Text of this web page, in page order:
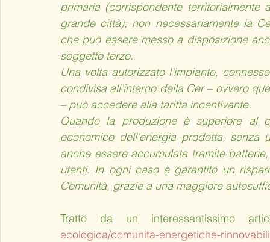
primaria (corrispondente
grande città); non necessariamente la
che può essere messo a disposizione
soggetto terzo.
Una volta autorizzato l’impianto,
condivisa all’interno della Cer – ovvero
– può accedere alla tariffa incentivante.
Quando la produzione è superiore al
economico dell’energia prodotta,
anche essere accumulata tramite
utenti. In ogni caso è garantito un
Comunità, grazie a una maggiore
Tratto da un interessantissimo
ecologica/comunita-energetiche-